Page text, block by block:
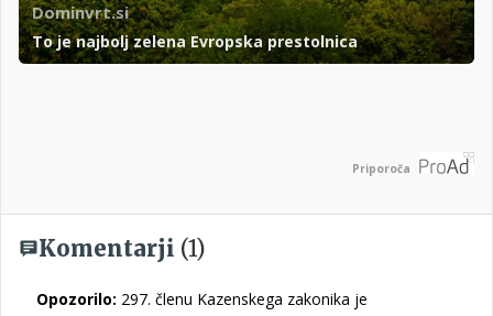
Dominvrt.si
To je najbolj zelena Evropska prestolnica
Priporoča
Komentarji (1)
Opozorilo: 297. členu Kazenskega zakonika je